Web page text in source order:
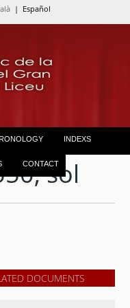
| Español
INDEXS
CONTACTsol
DOCUMENTS